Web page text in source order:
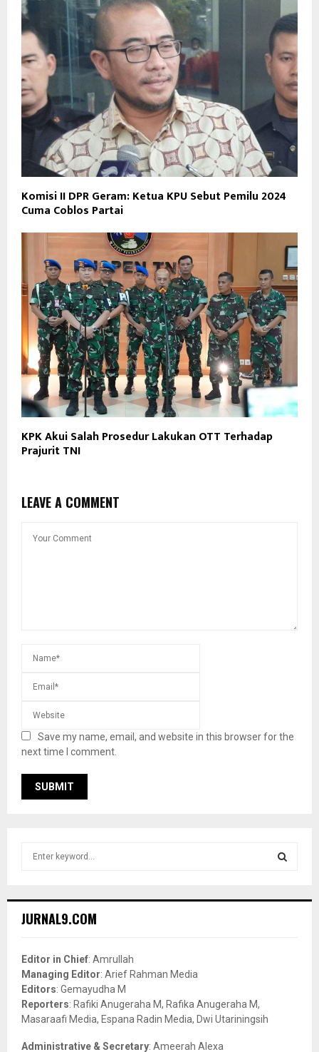
Komisi II DPR Geram: Ketua KPU Sebut Pemilu 2024
Cuma Coblos Partai
KPK Akui Salah Prosedur Lakukan OTT Terhadap
Prajurit TNI
LEAVE A COMMENT
Save my name, email, and website in this browser for the
next time I comment.
h
o
r
:
JURNAL9.COM
Editor in Chief: Amrullah
Managing Editor: Arief Rahman Media
Editors: Gemayudha M
Reporters: Rafiki Anugeraha M, Rafika Anugeraha M,
Masaraafi Media, Espana Radin Media, Dwi Utariningsih
Administrative & Secretary: Ameerah Alexa